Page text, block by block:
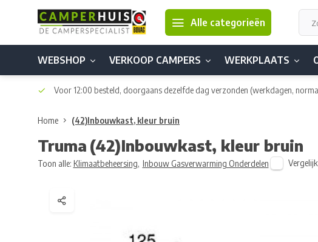
Alle categorieën
WEBSHOP VERKOOP CAMPERS WERKPLAATS
Voor 12:00 besteld, doorgaans dezelfde dag verzonden (werkdagen,
Home (42)Inbouwkast, kleur bruin
Truma (42)Inbouwkast, kleur bruin
Toon alle: Klimaatbeheersing, Inbouw Gasverwarming Onderdelen Vergelijk